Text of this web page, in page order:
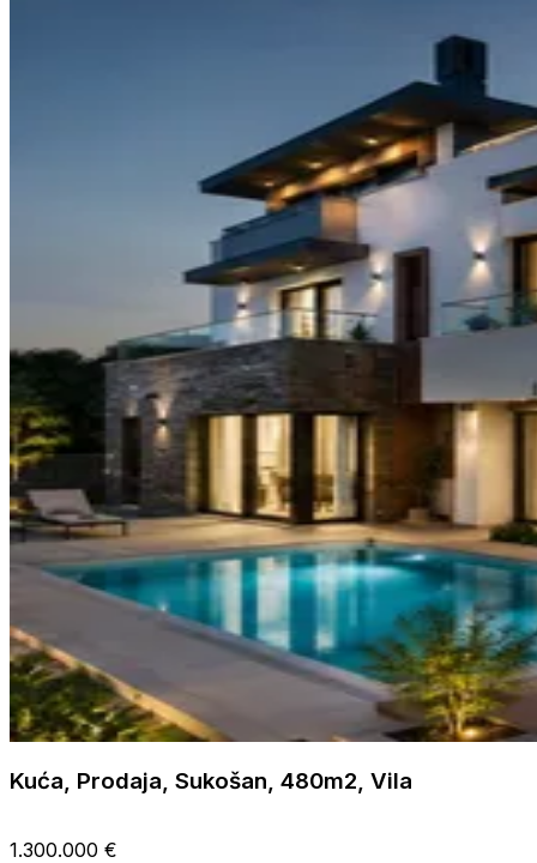
Kuća, Prodaja, Sukošan, 480m2, Vila
1.300.000 €